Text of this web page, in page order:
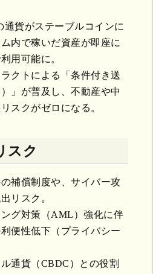
通貨がステーブルコインに
内で稼いだ資産が即座に
用可能に。
クトによる「条件付き送
」が普及し、不動産や中
スクがゼロになる。
スク
補償制度や、サイバー攻
リスク。
グ対策（AML）強化に伴
便性低下（プライバシー
通貨（CBDC）との役割